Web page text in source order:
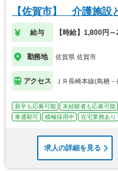
【佐賀市】 介護施設
給与 【時給】1,800円
勤務地 佐賀県 佐賀市
アクセス ＪＲ長崎本線(鳥栖
新卒も応募可能 未経験者も応募可能
車通勤可
積極採用中 在宅業務あり
求人の詳細を見る